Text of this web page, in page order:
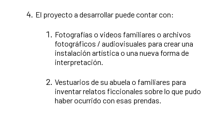
El proyecto a desarrollar puede contar con:
Fotografías o videos familiares o archivos
fotográficos / audiovisuales para crear una
instalación artística o una nueva forma de
interpretación.
Vestuarios de su abuela o familiares para
inventar relatos ficcionales sobre lo que pudo
haber ocurrido con esas prendas.